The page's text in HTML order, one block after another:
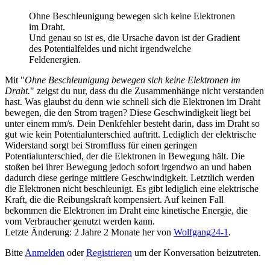
Ohne Beschleunigung bewegen sich keine Elektronen
im Draht.
Und genau so ist es, die Ursache davon ist der Gradient
des Potentialfeldes und nicht irgendwelche
Feldenergien.
Mit "Ohne Beschleunigung bewegen sich keine Elektronen im
Draht." zeigst du nur, dass du die Zusammenhänge nicht verstanden
hast. Was glaubst du denn wie schnell sich die Elektronen im Draht
bewegen, die den Strom tragen? Diese Geschwindigkeit liegt bei
unter einem mm/s. Dein Denkfehler besteht darin, dass im Draht so
gut wie kein Potentialunterschied auftritt. Lediglich der elektrische
Widerstand sorgt bei Stromfluss für einen geringen
Potentialunterschied, der die Elektronen in Bewegung hält. Die
stoßen bei ihrer Bewegung jedoch sofort irgendwo an und haben
dadurch diese geringe mittlere Geschwindigkeit. Letztlich werden
die Elektronen nicht beschleunigt. Es gibt lediglich eine elektrische
Kraft, die die Reibungskraft kompensiert. Auf keinen Fall
bekommen die Elektronen im Draht eine kinetische Energie, die
vom Verbraucher genutzt werden kann.
Letzte Änderung: 2 Jahre 2 Monate her von Wolfgang24-1 .
Bitte Anmelden oderRegistrieren um der Konversation beizutreten.